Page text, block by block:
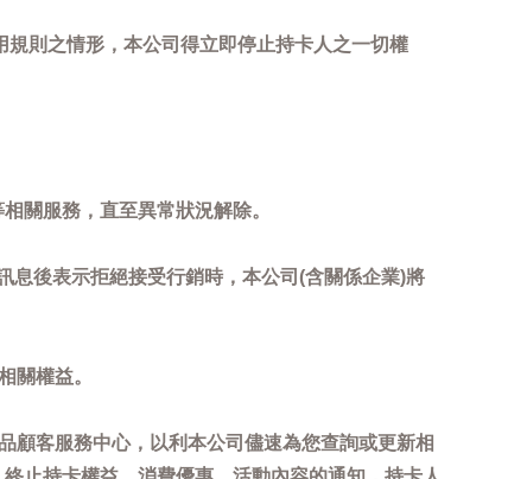
則之情形，本公司得立即停止持卡人之一切權
關服務，直至異常狀況解除。
息後表示拒絕接受行銷時，本公司(含關係企業)將
關權益。
顧客服務中心，以利本公司儘速為您查詢或更新相